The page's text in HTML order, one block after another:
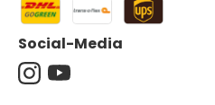
Social-Media